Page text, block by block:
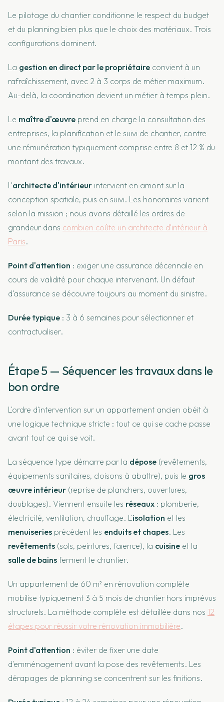
Le pilotage du chantier conditionne le respect du budget
et du planning bien plus que le choix des matériaux. Trois
configurations dominent.
La gestion en direct par le propriétaire convient à un
rafraîchissement, avec 2 à 3 corps de métier maximum.
Au-delà, la coordination devient un métier à temps plein.
Le maître d'œuvre prend en charge la consultation des
entreprises, la planification et le suivi de chantier, contre
une rémunération typiquement comprise entre 8 et 12 % du
montant des travaux.
L'architecte d'intérieur intervient en amont sur la
conception spatiale, puis en suivi. Les honoraires varient
selon la mission ; nous avons détaillé les ordres de
grandeur dans combien coûte un architecte d'intérieur à
Paris.
Point d'attention : exiger une assurance décennale en
cours de validité pour chaque intervenant. Un défaut
d'assurance se découvre toujours au moment du sinistre.
Durée typique : 3 à 6 semaines pour sélectionner et
contractualiser.
Étape 5 — Séquencer les travaux dans le
bon ordre
L'ordre d'intervention sur un appartement ancien obéit à
une logique technique stricte : tout ce qui se cache passe
avant tout ce qui se voit.
La séquence type démarre par la dépose (revêtements,
équipements sanitaires, cloisons à abattre), puis le gros
œuvre intérieur (reprise de planchers, ouvertures,
doublages). Viennent ensuite les réseaux : plomberie,
électricité, ventilation, chauffage. L'isolation et les
menuiseries précèdent les enduits et chapes. Les
revêtements (sols, peintures, faïence), la cuisine et la
salle de bains ferment le chantier.
Un appartement de 60 m² en rénovation complète
mobilise typiquement 3 à 5 mois de chantier hors imprévus
structurels. La méthode complète est détaillée dans nos 12
étapes pour réussir votre rénovation immobilière.
Point d'attention : éviter de fixer une date
d'emménagement avant la pose des revêtements. Les
dérapages de planning se concentrent sur les finitions.